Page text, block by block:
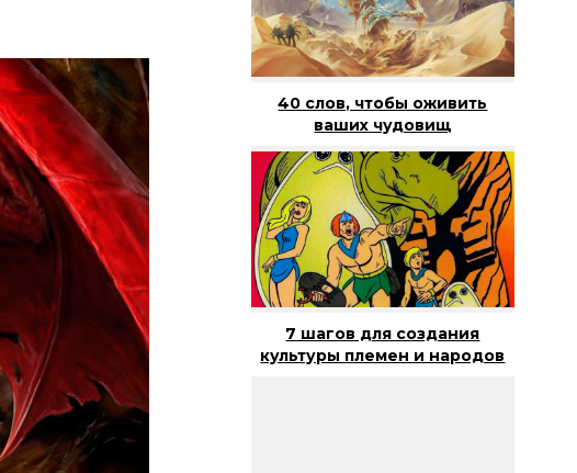
40 слов, чтобы оживить
ваших чудовищ
7 шагов для создания
культуры племен и народов